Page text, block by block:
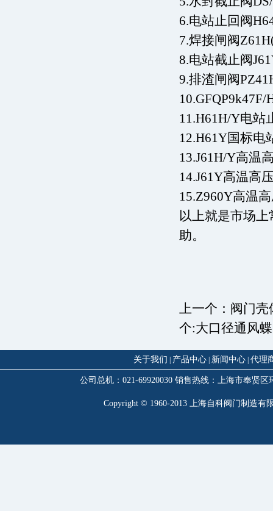
6.电站止回阀
7.焊接闸阀
8.电站截止阀
9.排渣闸阀
11.H61H/Y电站
12.H61Y国标电
13.J61H/Y高温
14.J61Y高温高
15.Z960Y高温
以上就是市场
助。
上一个： 阀门壳
个:大口径通风
关于我们 | 产品中心 | 新闻中心 |代理
公司总机：021-69920030 销售热线：上海市奉贤区
Copyright © 1960-2013 上海自科阀门制造